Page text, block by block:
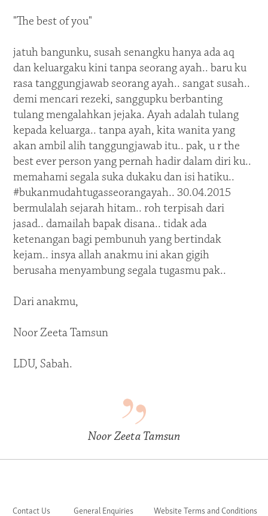
"The best of you"
jatuh bangunku, susah senangku hanya ada aq
dan keluargaku kini tanpa seorang ayah.. baru ku
rasa tanggungjawab seorang ayah.. sangat susah..
demi mencari rezeki, sanggupku berbanting
tulang mengalahkan jejaka. Ayah adalah tulang
kepada keluarga.. tanpa ayah, kita wanita yang
akan ambil alih tanggungjawab itu.. pak, u r the
best ever person yang pernah hadir dalam diri ku..
memahami segala suka dukaku dan isi hatiku..
#bukanmudahtugasseorangayah.. 30.04.2015
bermulalah sejarah hitam.. roh terpisah dari
jasad.. damailah bapak disana.. tidak ada
ketenangan bagi pembunuh yang bertindak
kejam.. insya allah anakmu ini akan gigih
berusaha menyambung segala tugasmu pak..
Dari anakmu,
Noor Zeeta Tamsun
LDU, Sabah.
Noor Zeeta Tamsun
Contact Us General Enquiries Website Terms and Conditions